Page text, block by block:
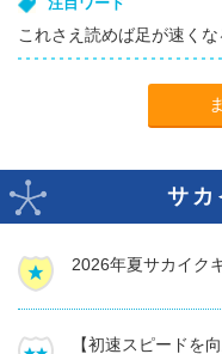
注目ワード
これさえ読めば足が速く
サカ
2026年夏サカイク
【初速スピードを